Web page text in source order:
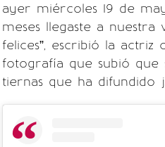
ayer miércoles 19 de
meses llegaste a nuestra
felices”, escribió la
fotografía que subió que
tiernas que ha difundido